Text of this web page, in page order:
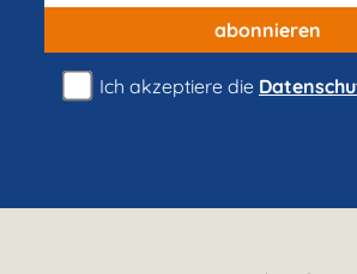
abonnieren
Ich akzeptiere die